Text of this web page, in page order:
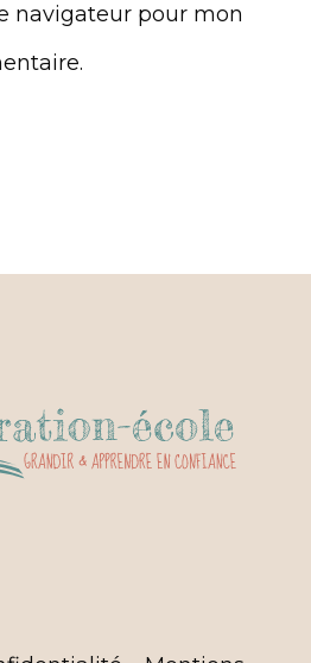
navigateur pour mon